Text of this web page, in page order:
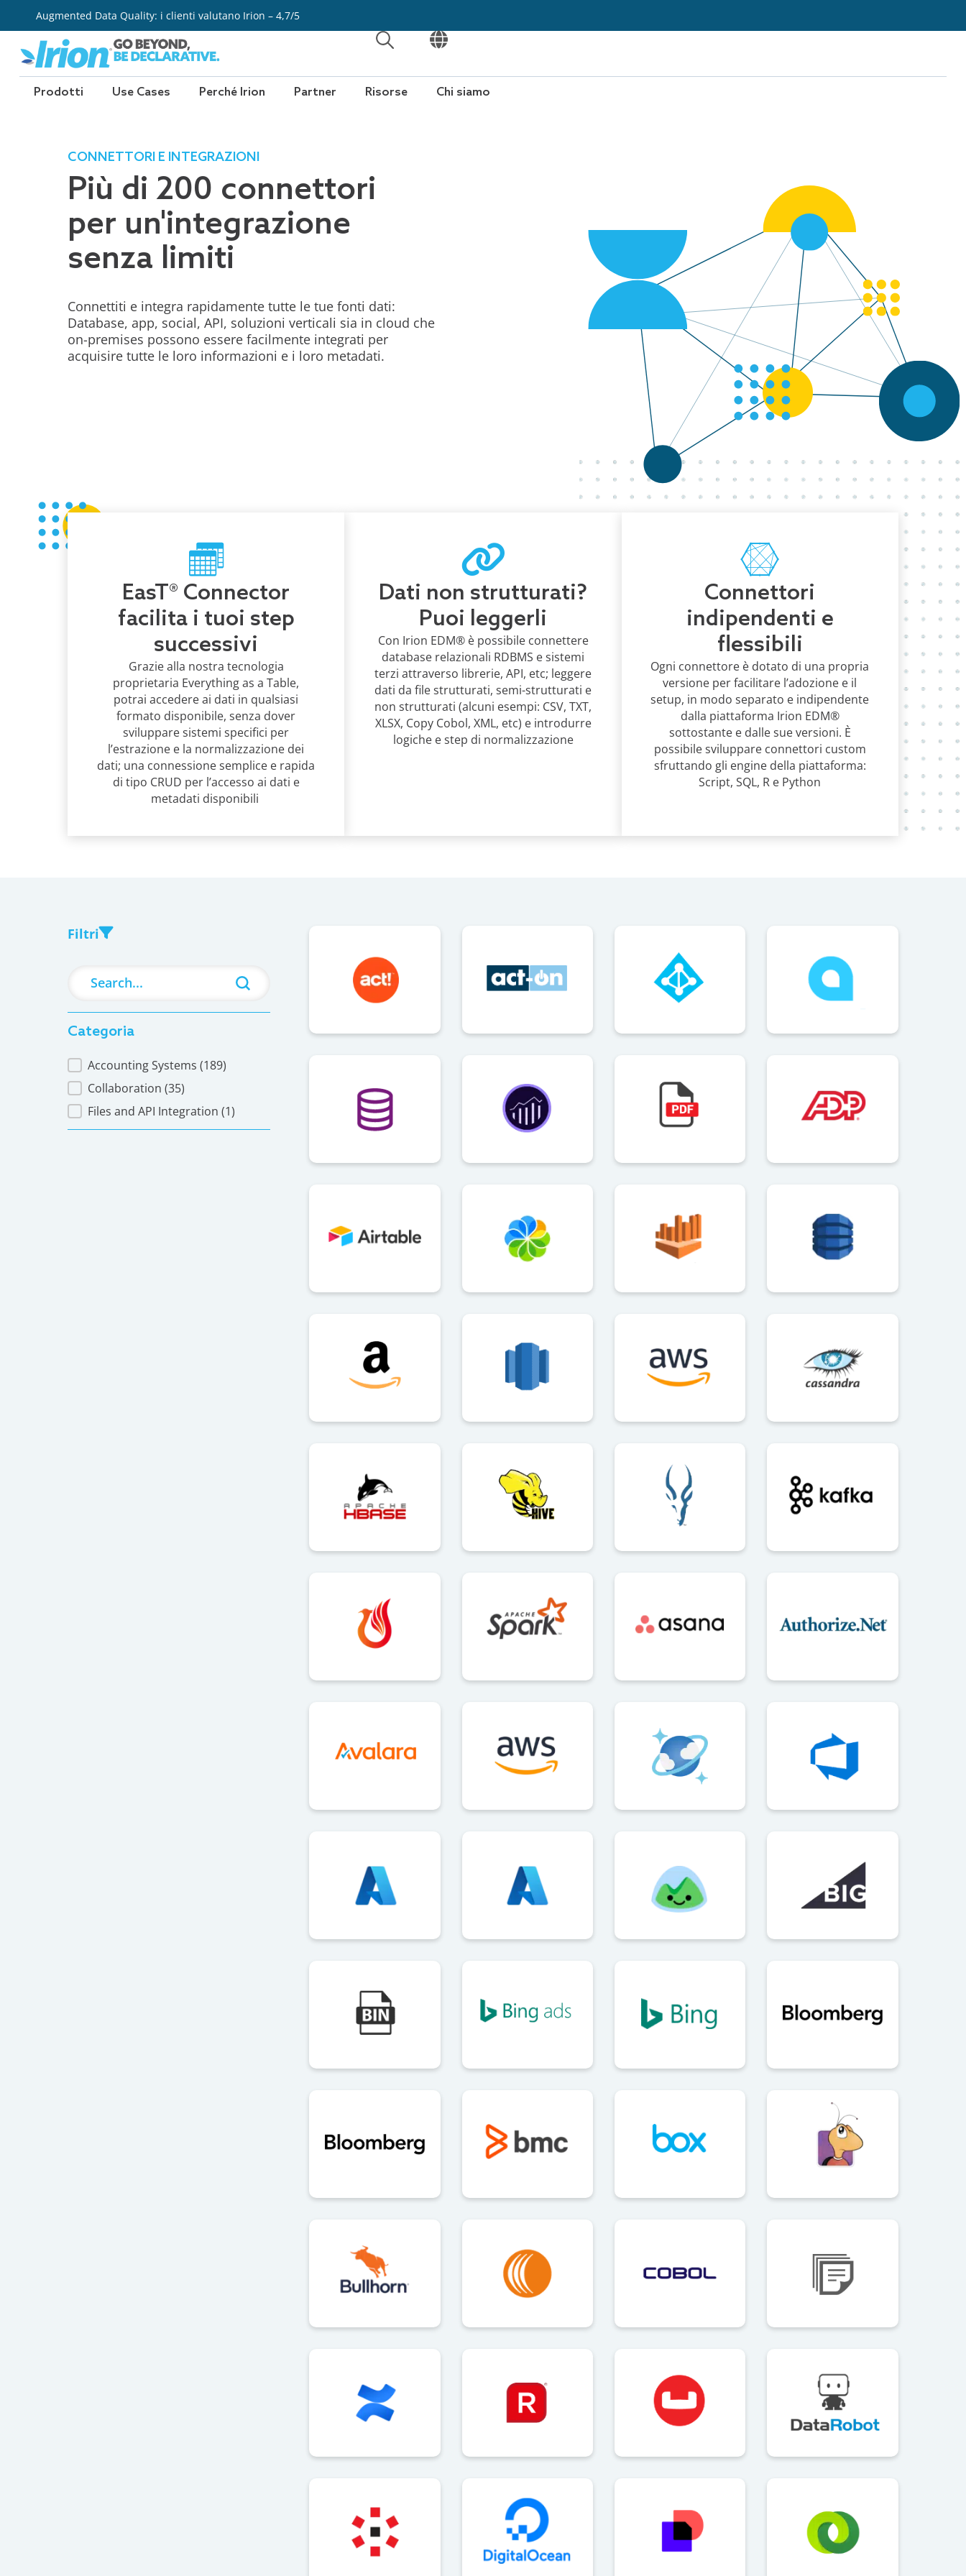
contenuto
Augmented Data Quality: i clienti valutano Irion – 4,7/5
APRI
APRI
Prodotti Use Cases Perché Irion Partner Risorse Chi siamo
CONNETTORI E INTEGRAZIONI
Più di 200 connettori
per un'integrazione
senza limiti
Connettiti e integra rapidamente tutte le tue fonti dati:
Database, app, social, API, soluzioni verticali sia in cloud che
on-premises possono essere facilmente integrati per
acquisire tutte le loro informazioni e i loro metadati.
EasT® Connector
facilita i tuoi step
successivi
Grazie alla nostra tecnologia
proprietaria Everything as a Table,
potrai accedere ai dati in qualsiasi
formato disponibile, senza dover
sviluppare sistemi specifici per
l’estrazione e la normalizzazione dei
dati; una connessione semplice e rapida
di tipo CRUD per l’accesso ai dati e
metadati disponibili
Dati non strutturati?
Puoi leggerli
Con Irion EDM® è possibile connettere
database relazionali RDBMS e sistemi
terzi attraverso librerie, API, etc; leggere
dati da file strutturati, semi-strutturati e
non strutturati (alcuni esempi: CSV, TXT,
XLSX, Copy Cobol, XML, etc) e introdurre
logiche e step di normalizzazione
Connettori
indipendenti e
flessibili
Ogni connettore è dotato di una propria
versione per facilitare l’adozione e il
setup, in modo separato e indipendente
dalla piattaforma Irion EDM®
sottostante e dalle sue versioni. È
possibile sviluppare connettori custom
sfruttando gli engine della piattaforma:
Script, SQL, R e Python
Filtri
Search
Categoria
Categoria
Accounting Systems(189)
Collaboration(35)
Files and API Integration(1)